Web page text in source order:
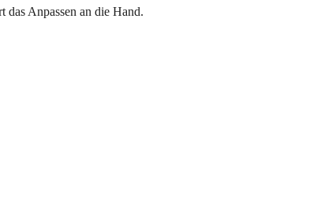
das Anpassen an die Hand.